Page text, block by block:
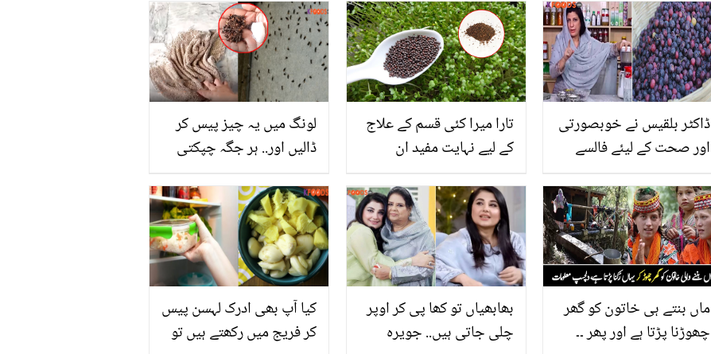
لونگ میں یہ چیز پیس کر
ڈالیں اور.. ہر جگہ چپکتی
تو صرف ایک بار یہ طریقہ
آزما لیں
تارا میرا کئی قسم کے علاج
کے لیے نہایت مفید ان
کیسے کرنا چاہیے اور ان کے
کیا فوائد ہیں؟
ڈاکٹر بلقیس نے خوبصورتی
اور صحت کے لیئے فالسے
بتائیں، جو آپ کو اس موسم
میں فائدہ پہنچا سکتی ہیں
کیا آپ بھی ادرک لہسن پیس
کر فریج میں رکھتے ہیں تو
بھابھیاں تو کھا پی کر اوپر
چلی جاتی ہیں.. جویرہ
ماں بنتے ہی خاتون کو گھر
چھوڑنا پڑتا ہے اور پھر ۔۔